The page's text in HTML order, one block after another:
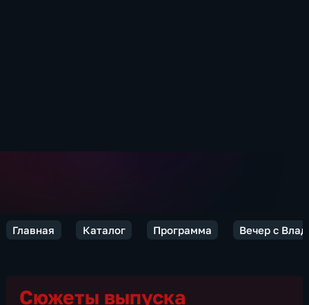
Главная Каталог Программа Вечер с
Сюжеты выпуска